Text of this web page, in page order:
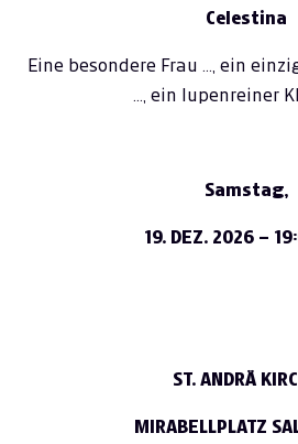
Celestina
Eine besondere Frau …, ein
…, ein lupenreiner
Samstag,
19. DEZ. 2026 –
ST. ANDRÄ
MIRABELLPLATZ